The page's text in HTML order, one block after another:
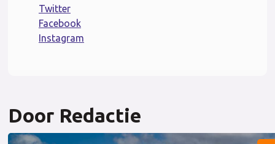
Twitter
Facebook
Instagram
Door Redactie